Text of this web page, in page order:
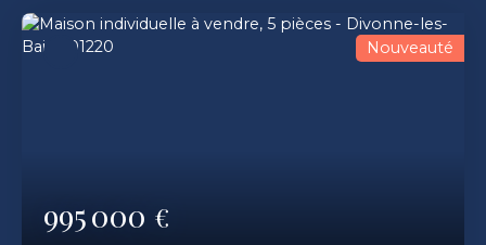
995 000 €
Nouveauté